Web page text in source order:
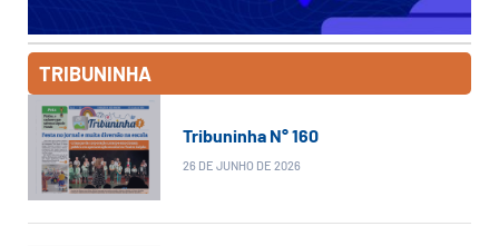
TRIBUNINHA
Tribuninha N° 160
26 DE JUNHO DE 2026